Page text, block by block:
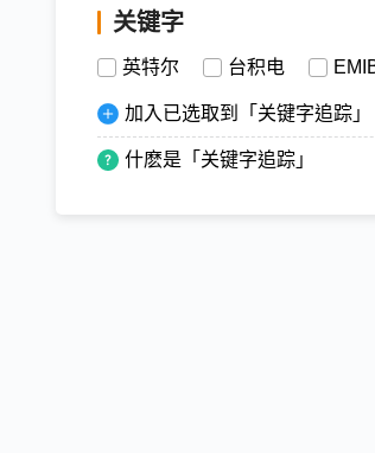
关键字
英特尔 台积电
加入已选取到「关键字追踪」
什麽是「关键字追踪」